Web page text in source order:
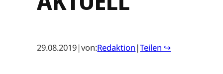
29.08.2019|von:Redaktion |Teilen ↪